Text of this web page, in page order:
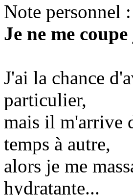
Note personnel :
Je ne me
J'ai la chance
particulier,
mais il m'arrive
temps à autre,
alors je me
hydratante...